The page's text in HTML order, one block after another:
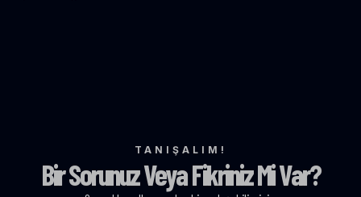
TANIŞALIM!
Bir Sorunuz Veya Fikriniz Mi Var?